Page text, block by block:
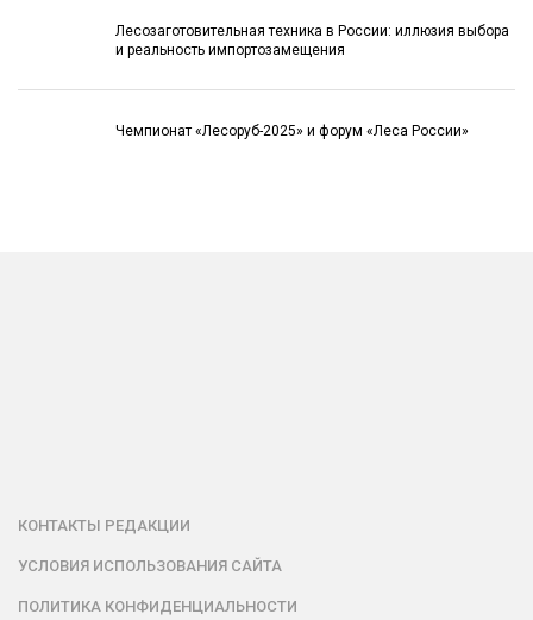
Лесозаготовительная техника в России: иллюзия выбора
и реальность импортозамещения
Чемпионат «Лесоруб-2025» и форум «Леса России»
КОНТАКТЫ РЕДАКЦИИ
УСЛОВИЯ ИСПОЛЬЗОВАНИЯ САЙТА
ПОЛИТИКА КОНФИДЕНЦИАЛЬНОСТИ